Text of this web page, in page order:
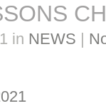
in NEWS